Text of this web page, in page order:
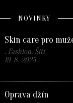
NOVINKY
Skin care pro
. Fashion, Šití
19. 8. 2025
Oprava džín